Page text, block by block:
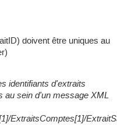
doivent être uniques au
identifiants d'extraits
au sein d'un message XML
ExtraitsComptes[1]/